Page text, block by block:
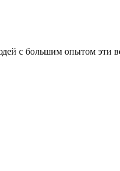
с большим опытом эти